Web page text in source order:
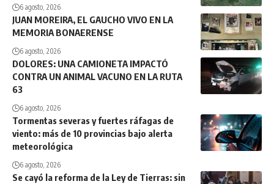
6 agosto, 2026
JUAN MOREIRA, EL GAUCHO VIVO EN LA
MEMORIA BONAERENSE
6 agosto, 2026
DOLORES: UNA CAMIONETA IMPACTÓ
CONTRA UN ANIMAL VACUNO EN LA RUTA
63
6 agosto, 2026
Tormentas severas y fuertes ráfagas de
viento: más de 10 provincias bajo alerta
meteorológica
6 agosto, 2026
Se cayó la reforma de la Ley de Tierras: sin